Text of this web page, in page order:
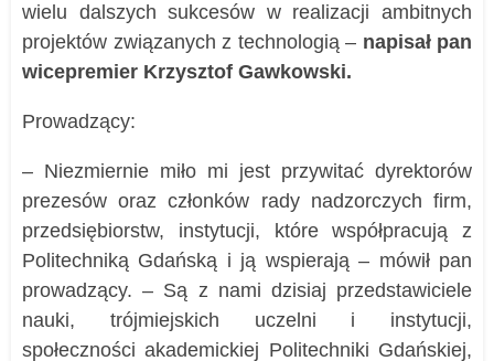
wielu dalszych sukcesów w realizacji ambitnych
projektów związanych z technologią – napisał pan
wicepremier Krzysztof Gawkowski.
Prowadzący:
– Niezmiernie miło mi jest przywitać dyrektorów
prezesów oraz członków rady nadzorczych firm,
przedsiębiorstw, instytucji, które współpracują z
Politechniką Gdańską i ją wspierają – mówił pan
prowadzący. – Są z nami dzisiaj przedstawiciele
nauki, trójmiejskich uczelni i instytucji,
społeczności akademickiej Politechniki Gdańskiej,